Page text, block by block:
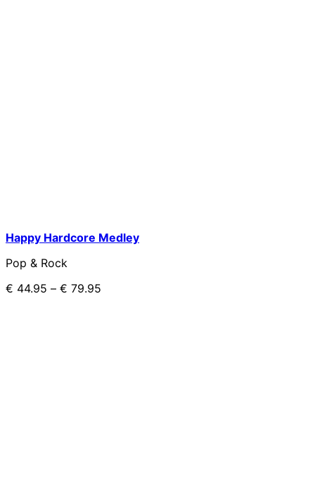
Happy Hardcore Medley
Pop & Rock
€ 44.95 – € 79.95